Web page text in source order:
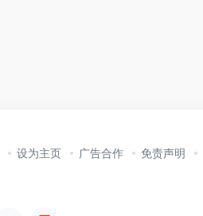
设为主页 广告合作 免责声明